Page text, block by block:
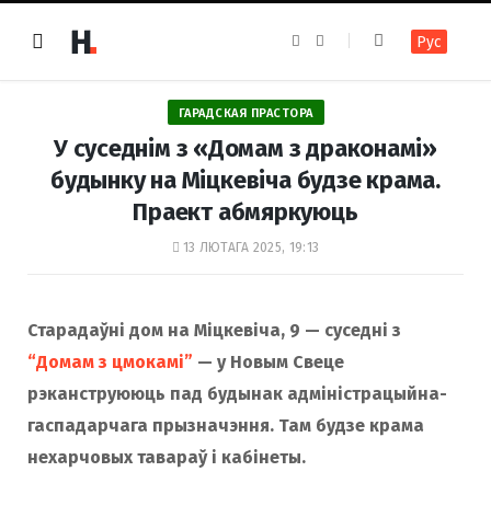
e
b
o
o
t
a
r
a
m
Рус
ГАРАДСКАЯ ПРАСТОРА
У суседнім з «Домам з драконамі»
будынку на Міцкевіча будзе крама.
Праект абмяркуюць
13 ЛЮТАГА 2025, 19:13
Старадаўні дом на Міцкевіча, 9 — суседні з
“Домам з цмокамі” — у Новым Свеце
рэканструююць пад будынак адміністрацыйна-
гаспадарчага прызначэння. Там будзе крама
нехарчовых тавараў і кабінеты.